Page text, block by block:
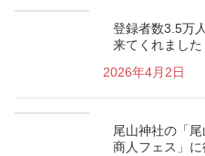
登録者数3.5万
来てくれました
2026年4月2日
尾山神社の「
商人フェス」